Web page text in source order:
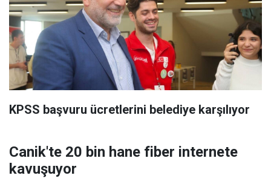
KPSS başvuru ücretlerini belediye karşılıyor
Canik'te 20 bin hane fiber internete
kavuşuyor